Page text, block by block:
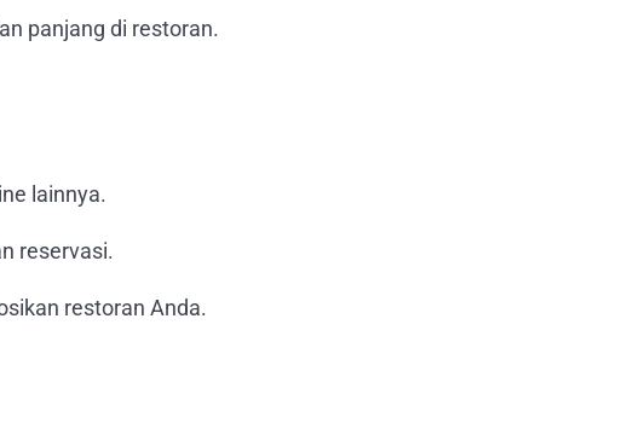
panjang di restoran.
lainnya.
reservasi.
restoran Anda.